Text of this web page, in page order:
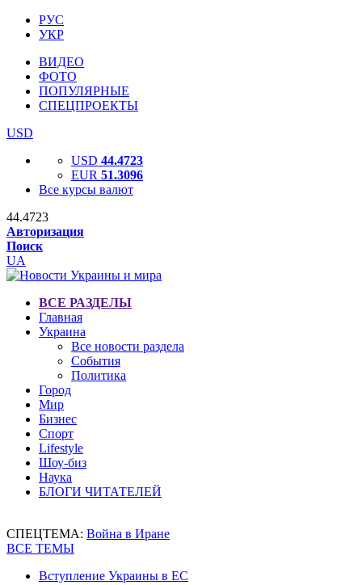
РУС
УКР
ВИДЕО
ФОТО
ПОПУЛЯРНЫЕ
СПЕЦПРОЕКТЫ
USD
USD 44.4723
EUR 51.3096
Все курсы валют
44.4723
Авторизация
Поиск
UA
ВСЕ РАЗДЕЛЫ
Главная
Украина
Все новости раздела
События
Политика
Город
Мир
Бизнес
Спорт
Lifestyle
Шоу-биз
Наука
БЛОГИ ЧИТАТЕЛЕЙ
СПЕЦТЕМА: Война в Иране
ВСЕ ТЕМЫ
Вступление Украины в ЕС